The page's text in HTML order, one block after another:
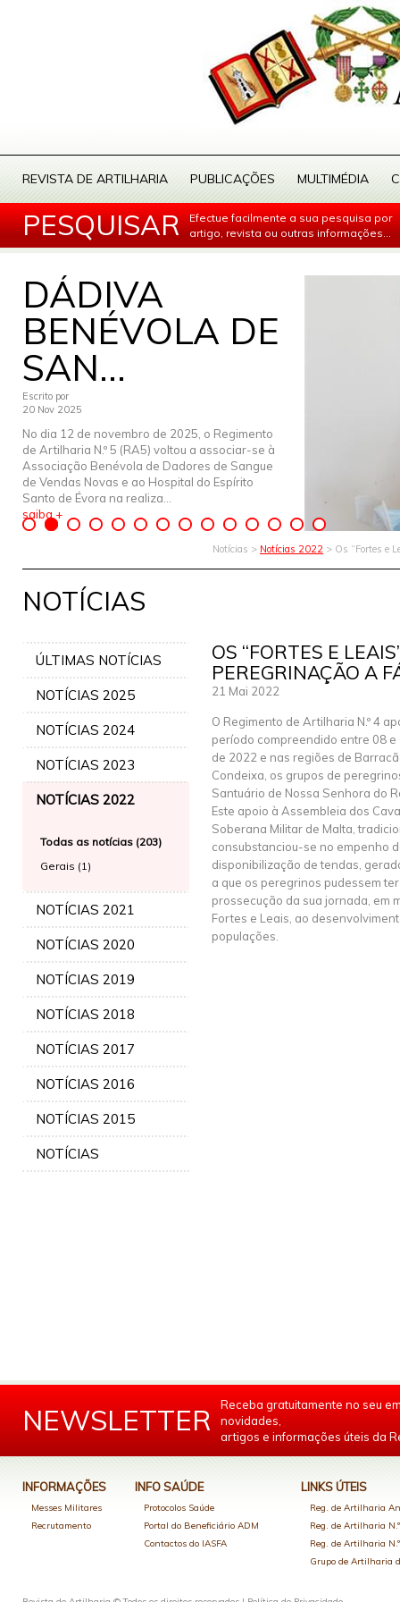
REVISTA DE ARTILHARIA PUBLICAÇÕES MULTIMÉDIA
PESQUISAR
Efectue facilmente a sua pesquisa por
artigo, revista ou outras informações...
DÁDIVA
BENÉVOLA DE
SAN...
Escrito por
20 Nov 2025
No dia 12 de novembro de 2025, o Regimento
de Artilharia N.º 5 (RA5) voltou a associar-se à
Associação Benévola de Dadores de Sangue
de Vendas Novas e ao Hospital do Espírito
Santo de Évora na realiza...
saiba +
Notícias > Notícias 2022 > Os “Fortes e
NOTÍCIAS
ÚLTIMAS NOTÍCIAS
NOTÍCIAS 2025
NOTÍCIAS 2024
NOTÍCIAS 2023
NOTÍCIAS 2022
Todas as notícias (203)
Gerais (1)
NOTÍCIAS 2021
NOTÍCIAS 2020
NOTÍCIAS 2019
NOTÍCIAS 2018
NOTÍCIAS 2017
NOTÍCIAS 2016
NOTÍCIAS 2015
NOTÍCIAS
OS “FORTES E
PEREGRINAÇÃO A
21 Mai 2022
O Regimento de Artilharia N.º 4
período compreendido entre 08 e
de 2022 e nas regiões de
Condeixa, os grupos de
Santuário de Nossa Senhora do
Este apoio à Assembleia dos
Soberana Militar de Malta,
consubstanciou-se no empenho
disponibilização de tendas,
a que os peregrinos pudessem
prossecução da sua jornada, em
Fortes e Leais, ao
populações.
NEWSLETTER
Receba gratuitamente no seu
novidades,
artigos e informações úteis da
INFORMAÇÕES
Messes Militares
Recrutamento
INFO SAÚDE
Protocolos Saúde
Portal do Beneficiário ADM
Contactos do IASFA
LINKS ÚTEIS
Reg. de Artilharia
Reg. de Artilharia
Reg. de Artilharia
Grupo de Artilharia